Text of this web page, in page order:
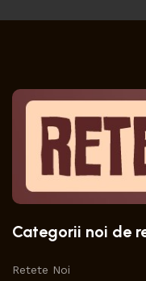
Categorii noi de
Retete Noi